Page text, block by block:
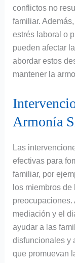
conflictos no
familiar.
estrés laboral o
pueden afectar
abordar estos
mantener la
Armonía
Las
efectivas para
familiar, por
los miembros
preocupaciones.
mediación y el
ayudar a las
disfuncionales y
que promuevan